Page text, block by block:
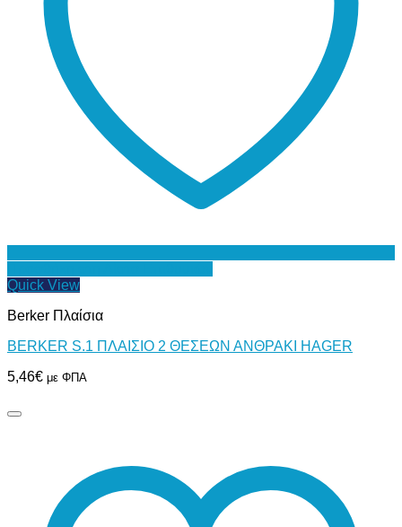
Quick View
Berker Πλαίσια
BERKER S.1 ΠΛΑΙΣΙΟ 2 ΘΕΣΕΩΝ ΑΝΘΡΑΚΙ HAGER
5,46€ με ΦΠΑ